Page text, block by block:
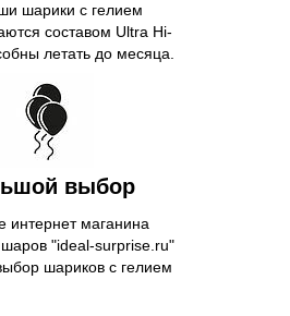
шарики с гелием
составом Ultra Hi-
летать до месяца.
интернет маганина
"ideal-surprise.ru"
шариков с гелием
выбор